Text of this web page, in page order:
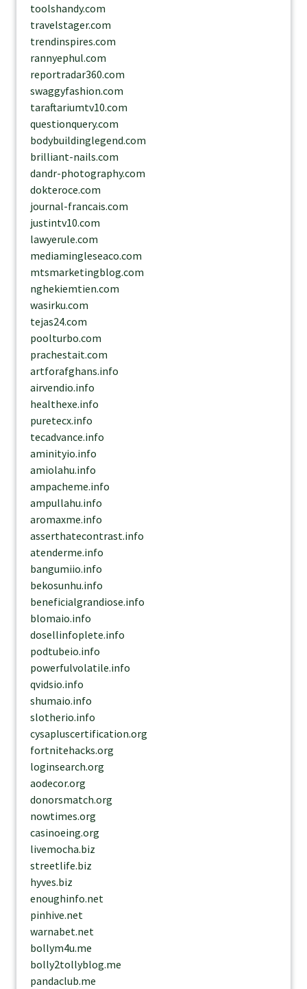
toolshandy.com
travelstager.com
trendinspires.com
rannyephul.com
reportradar360.com
swaggyfashion.com
taraftariumtv10.com
questionquery.com
bodybuildinglegend.com
brilliant-nails.com
dandr-photography.com
dokteroce.com
journal-francais.com
justintv10.com
lawyerule.com
mediamingleseaco.com
mtsmarketingblog.com
nghekiemtien.com
wasirku.com
tejas24.com
poolturbo.com
prachestait.com
artforafghans.info
airvendio.info
healthexe.info
puretecx.info
tecadvance.info
aminityio.info
amiolahu.info
ampacheme.info
ampullahu.info
aromaxme.info
asserthatecontrast.info
atenderme.info
bangumiio.info
bekosunhu.info
beneficialgrandiose.info
blomaio.info
dosellinfoplete.info
podtubeio.info
powerfulvolatile.info
qvidsio.info
shumaio.info
slotherio.info
cysapluscertification.org
fortnitehacks.org
loginsearch.org
aodecor.org
donorsmatch.org
nowtimes.org
casinoeing.org
livemocha.biz
streetlife.biz
hyves.biz
enoughinfo.net
pinhive.net
warnabet.net
bollym4u.me
bolly2tollyblog.me
pandaclub.me